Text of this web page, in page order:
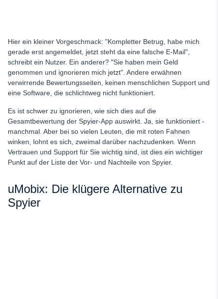
Hier ein kleiner Vorgeschmack: "Kompletter Betrug, habe mich
gerade erst angemeldet, jetzt steht da eine falsche E-Mail",
schreibt ein Nutzer. Ein anderer? "Sie haben mein Geld
genommen und ignorieren mich jetzt". Andere erwähnen
verwirrende Bewertungsseiten, keinen menschlichen Support und
eine Software, die schlichtweg nicht funktioniert.
Es ist schwer zu ignorieren, wie sich dies auf die
Gesamtbewertung der Spyier-App auswirkt. Ja, sie funktioniert -
manchmal. Aber bei so vielen Leuten, die mit roten Fahnen
winken, lohnt es sich, zweimal darüber nachzudenken. Wenn
Vertrauen und Support für Sie wichtig sind, ist dies ein wichtiger
Punkt auf der Liste der Vor- und Nachteile von Spyier.
uMobix: Die klügere Alternative zu
Spyier